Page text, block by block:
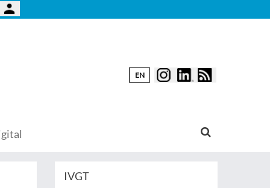
EN
IVGT